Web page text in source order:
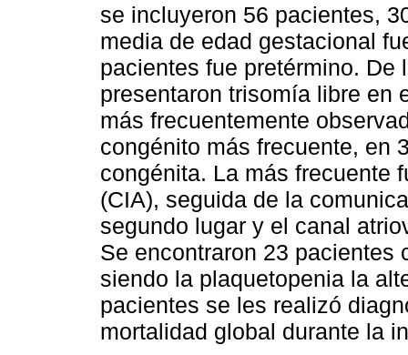
se incluyeron 56 pacientes,
media de edad gestacional
pacientes fue pretérmino.
presentaron trisomía libre en
más frecuentemente
congénito más frecuente, en
congénita. La más frecuente
(CIA), seguida de la
segundo lugar y el canal
Se encontraron 23 pacientes
siendo la plaquetopenia la
pacientes se les realizó
mortalidad global durante la